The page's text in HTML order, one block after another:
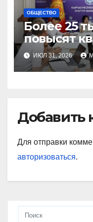
ОБЩЕСТВО
Более 25
повысят
ИЮЛ 31, 2026
Добавить
Для отправки
авторизоваться.